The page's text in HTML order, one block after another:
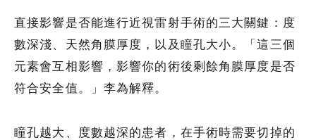
直接影響是否能進行近視雷射手術的三大關鍵：度
數深淺、天然角膜厚度，以及瞳孔大小。「這三個
元素會互相影響，影響你的術後剩餘角膜厚度是否
符合安全值。」李為解釋。
瞳孔越大、度數越深的患者，在手術時需要切掉的